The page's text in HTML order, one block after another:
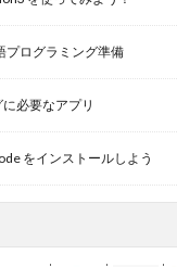
プログラミング準備
必要なアプリ
をインストールしよう